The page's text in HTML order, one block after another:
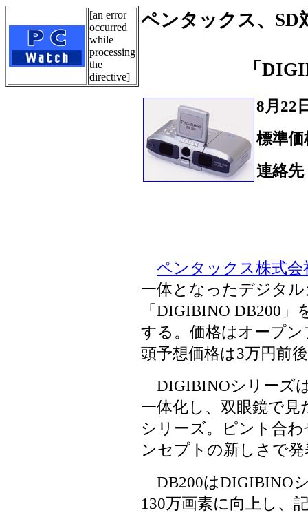
[an error
occurred
while
processing
the
directive]
ペンタックス、SD
「
8月22
標準
連絡
ペンタックス株式会
一体となったデジタ
「DIGIBINO DB200」
する。価格はオープ
頭予想価格は3万円前
DIGIBINOシリーズ
一体化し、双眼鏡で
シリーズ。ピント合
ンセプトの新しさで
DB200はDIGIBINO
130万画素に向上し、